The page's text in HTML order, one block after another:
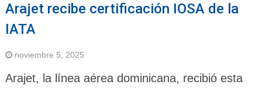
Arajet recibe certificación IOSA de la
IATA
noviembre 5, 2025
Arajet, la línea aérea dominicana, recibió esta